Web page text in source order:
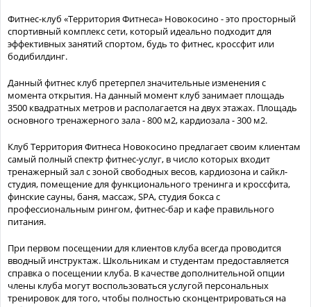
Фитнес-клуб «Территория Фитнеса» Новокосино - это просторный
спортивный комплекс сети, который идеально подходит для
эффективных занятий спортом, будь то фитнес, кроссфит или
бодибилдинг.
Данный фитнес клуб претерпел значительные изменения с
момента открытия. На данный момент клуб занимает площадь
3500 квадратных метров и располагается на двух этажах. Площадь
основного тренажерного зала - 800 м2, кардиозала - 300 м2.
Клуб Территория Фитнеса Новокосино предлагает своим клиентам
самый полный спектр фитнес-услуг, в число которых входит
тренажерный зал с зоной свободных весов, кардиозона и сайкл-
студия, помещение для функционального тренинга и кроссфита,
финские сауны, баня, массаж, SPA, студия бокса с
профессиональным рингом, фитнес-бар и кафе правильного
питания.
При первом посещении для клиентов клуба всегда проводится
вводный инструктаж. Школьникам и студентам предоставляется
справка о посещении клуба. В качестве дополнительной опции
члены клуба могут воспользоваться услугой персональных
тренировок для того, чтобы полностью сконцентрироваться на